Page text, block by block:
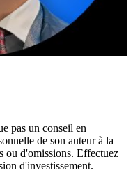
pas un conseil en
de son auteur à la
ou d'omissions. Effectuez
d'investissement.